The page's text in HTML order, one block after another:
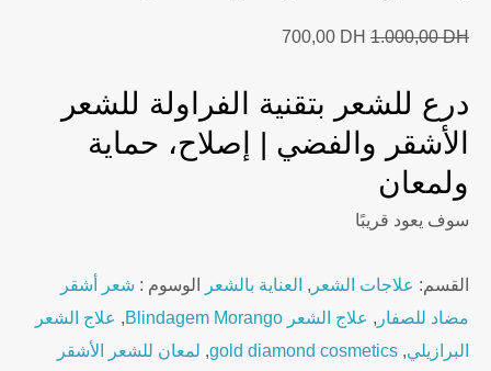
1.000,00DH
Original
was:
1.000,00 DH.
700,00 DH
Current
is:
700,00 DH.
درع للشعر بتقنية الفراولة للشعر
الأشقر والفضي | إصلاح، حماية
ولمعان
سوف يعود قريبًا
القسم: علاجات الشعر , العناية بالشعر الوسوم : شعر أشقر
مضاد للصفار , علاج الشعر Blindagem Morango , علاج الشعر
البرازيلي,
gold diamond cosmetics
, لمعان للشعر الأشقر